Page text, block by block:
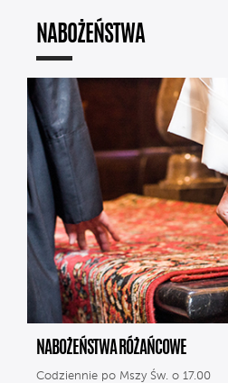
NABOŻEŃSTWA
NABOŻEŃSTWA RÓŻAŃCOWE
Codziennie po Mszy Św. o 17.00